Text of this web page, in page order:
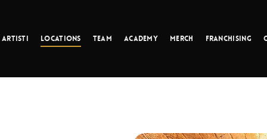
Artisti Locations Team Academy Merch Franchising